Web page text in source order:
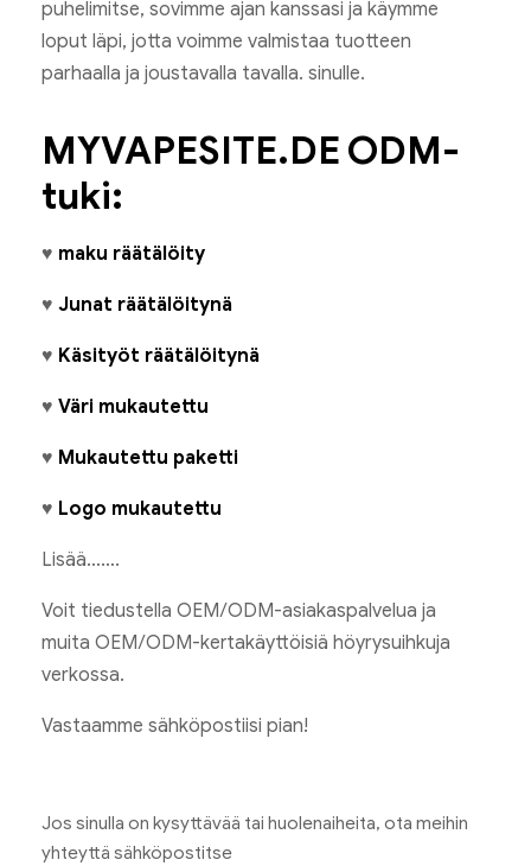
puhelimitse, sovimme ajan kanssasi ja käymme
loput läpi, jotta voimme valmistaa tuotteen
parhaalla ja joustavalla tavalla. sinulle.
MYVAPESITE.DE ODM-
tuki:
♥ maku räätälöity
♥ Junat räätälöitynä
♥ Käsityöt räätälöitynä
♥ Väri mukautettu
♥ Mukautettu paketti
♥ Logo mukautettu
Lisää…….
Voit tiedustella OEM/ODM-asiakaspalvelua ja
muita OEM/ODM-kertakäyttöisiä höyrysuihkuja
verkossa.
Vastaamme sähköpostiisi pian!
Jos sinulla on kysyttävää tai huolenaiheita, ota meihin
yhteyttä sähköpostitse